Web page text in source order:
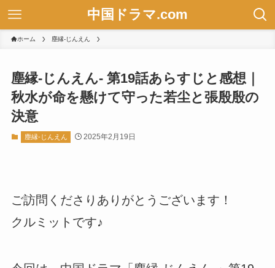
中国ドラマ.com
ホーム 塵縁-じんえん
塵縁-じんえん- 第19話あらすじと感想｜
秋水が命を懸けて守った若尘と張殷殷の
決意
塵縁-じんえん 2025年2月19日
ご訪問くださりありがとうございます！
クルミットです♪